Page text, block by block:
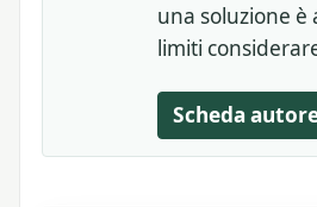
una soluzione è
limiti
Scheda